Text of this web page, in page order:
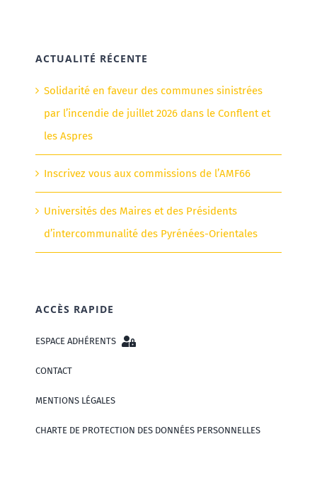
ACTUALITÉ RÉCENTE
Solidarité en faveur des communes sinistrées
par l’incendie de juillet 2026 dans le Conflent et
les Aspres
Inscrivez vous aux commissions de l’AMF66
Universités des Maires et des Présidents
d’intercommunalité des Pyrénées-Orientales
ACCÈS RAPIDE
ESPACE ADHÉRENTS
CONTACT
MENTIONS LÉGALES
CHARTE DE PROTECTION DES DONNÉES PERSONNELLES